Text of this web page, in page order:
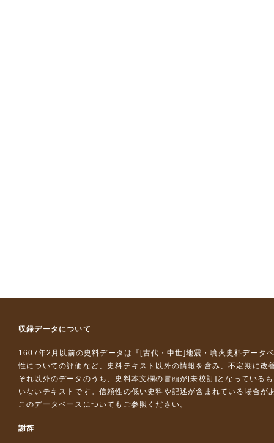
収録データについて
1607年2月以前の史料データは『 [古代・中世]地震・噴火史料データ
性についての評価など、史料テキスト以外の情報を含み、不定期に改
それ以外のデータのうち、史料本文欄の冒頭が[未校訂]となっている
いないテキストです。信頼性の低い史料や記述が含まれている場合が
このデータベースについて もご参照ください。
謝辞